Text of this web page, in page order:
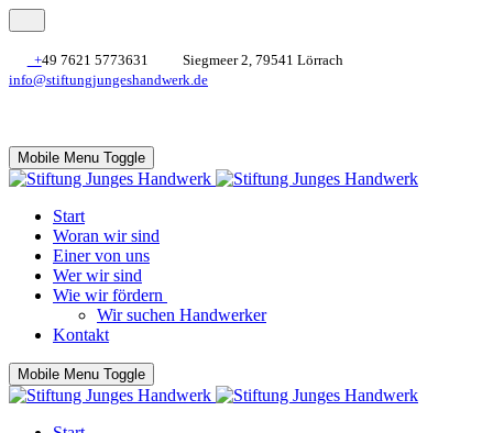
+49 7621 5773631
Siegmeer 2, 79541 Lörrach
info@stiftungjungeshandwerk.de
Mobile Menu Toggle
Start
Woran wir sind
Einer von uns
Wer wir sind
Wie wir fördern
Wir suchen Handwerker
Kontakt
Mobile Menu Toggle